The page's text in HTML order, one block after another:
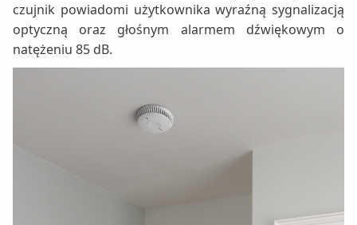
czujnik powiadomi użytkownika wyraźną sygnalizacją
optyczną oraz głośnym alarmem dźwiękowym o
natężeniu 85 dB.